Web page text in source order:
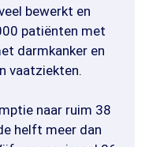
bewerkt en
patiënten met
darmkanker en
vaatziekten.
naar ruim 38
helft meer dan